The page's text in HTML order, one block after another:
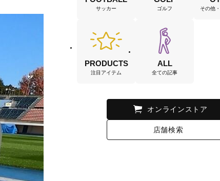
サッカー ゴルフ その他
PRODUCTS
注目アイテム
ALL
全ての記事
オンラインストア
店舗検索